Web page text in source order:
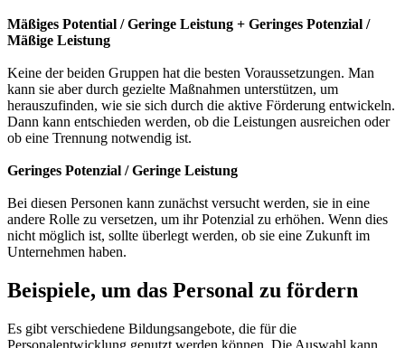
Mäßiges Potential / Geringe Leistung + Geringes Potenzial /
Mäßige Leistung
Keine der beiden Gruppen hat die besten Voraussetzungen. Man
kann sie aber durch gezielte Maßnahmen unterstützen, um
herauszufinden, wie sie sich durch die aktive Förderung entwickeln.
Dann kann entschieden werden, ob die Leistungen ausreichen oder
ob eine Trennung notwendig ist.
Geringes Potenzial / Geringe Leistung
Bei diesen Personen kann zunächst versucht werden, sie in eine
andere Rolle zu versetzen, um ihr Potenzial zu erhöhen. Wenn dies
nicht möglich ist, sollte überlegt werden, ob sie eine Zukunft im
Unternehmen haben.
Beispiele, um das Personal zu fördern
Es gibt verschiedene Bildungsangebote, die für die
Personalentwicklung genutzt werden können. Die Auswahl kann